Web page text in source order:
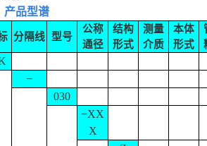
产品型谱
分隔线 型号
公称
通径
结构
形式
测量
介质
本体
形式
−
030
−XX
X